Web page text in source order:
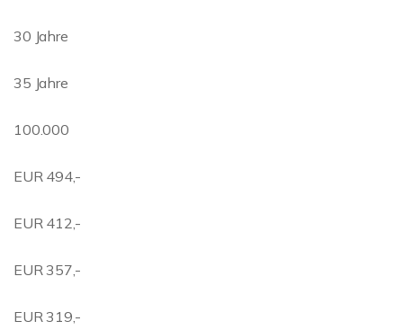
30 Jahre
35 Jahre
100.000
EUR 494,-
EUR 412,-
EUR 357,-
EUR 319,-